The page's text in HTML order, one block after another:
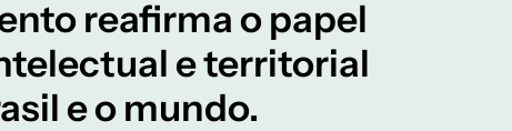
reafirma o papel
e territorial
e o mundo.